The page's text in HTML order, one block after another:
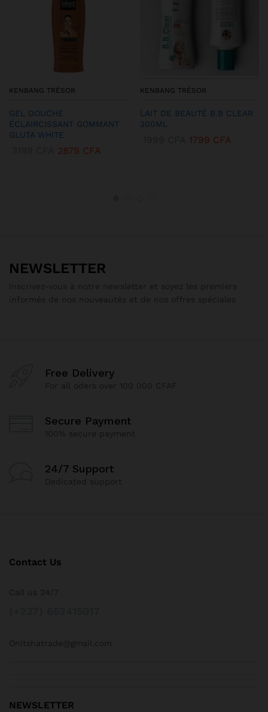
KENBANG TRÉSOR
GEL DOUCHE
ÉCLAIRCISSANT GOMMANT
GLUTA WHITE
2879 CFA
KENBANG TRÉSOR
LAIT DE BEAUTÉ B.B CLEAR
200ML
1799 CFA
NEWSLETTER
Free Delivery
Secure Payment
24/7 Support
Contact Us
NEWSLETTER